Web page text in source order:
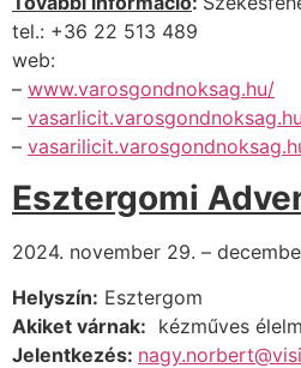
tel.: +36 22 513 489
web:
– www.varosgondnoksag.hu/
– vasarlicit.varosgondnoksag.hu
–
Esztergomi
2024. november 29. –
Helyszín: Esztergom
Akiket várnak: kézműves
Jelentkezés: